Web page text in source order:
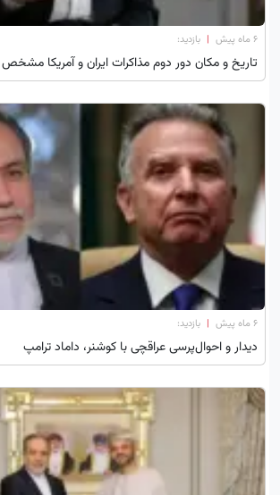
۶ ماه پیش | بازدید:
تاریخ و مکان دور دوم مذاکرات ایران و آمریکا
۶ ماه پیش | بازدید:
دیدار و احوال‌پرسی عراقچی با کوشنر، داماد ترامپ